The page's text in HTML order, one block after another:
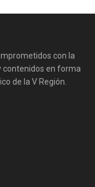
con la
contenidos en forma
de la V Región.